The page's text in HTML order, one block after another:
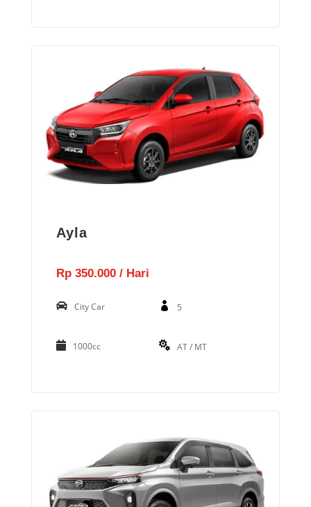
Ayla
Rp 350.000 / Hari
City Car 5
1000cc AT / MT